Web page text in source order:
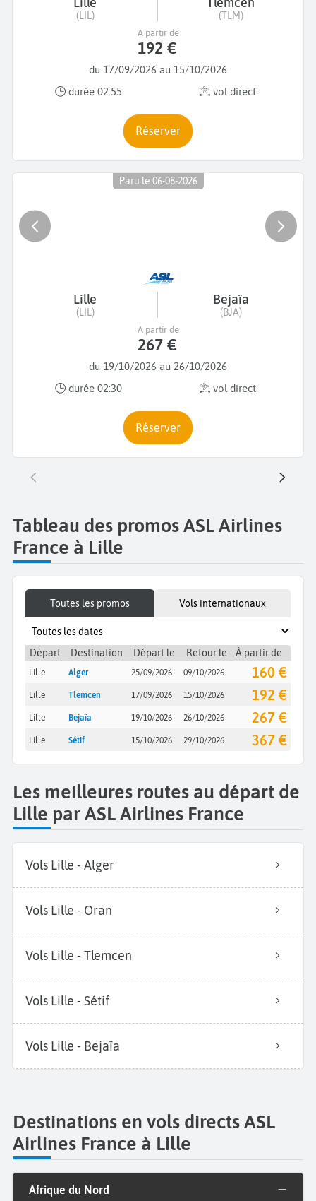
(LIL) (TLM)
du 17/09/2026 au 15/10/2026
durée 02:55
vol direct
A partir de
192 €
Réserver
Paru le 06-08-2026
Lille
(LIL)
Bejaïa
(BJA)
du 19/10/2026 au 26/10/2026
durée 02:30
vol direct
A partir de
267 €
Réserver
Tableau des promos ASL Airlines
France à Lille
Toutes les promos Vols internationaux
Départ Destination Départ le Retour le À partir de
Lille Alger 25/09/2026 09/10/2026 160 €
Lille Tlemcen 17/09/2026 15/10/2026 192 €
Lille Bejaïa 19/10/2026 26/10/2026 267 €
Lille Sétif 15/10/2026 29/10/2026 367 €
Les meilleures routes au départ de
Lille par ASL Airlines France
Vols Lille - Alger
Vols Lille - Oran
Vols Lille - Tlemcen
Vols Lille - Sétif
Vols Lille - Bejaïa
Destinations en vols directs ASL
Airlines France à Lille
Afrique du Nord